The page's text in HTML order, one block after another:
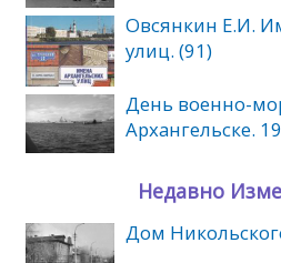
Овсянкин Е.И.
улиц. (91)
День военно-
Архангельске.
Недавно
Дом